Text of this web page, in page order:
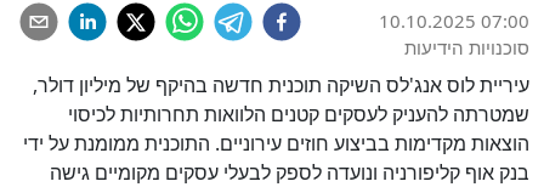
10.10.2025 07:00
סוכנויות הידיעות
עיריית לוס אנג'לס השיקה תוכנית חדשה בהיקף של מיליון דולר,
שמטרתה להעניק לעסקים קטנים הלוואות תחרותיות לכיסוי
הוצאות מקדימות בביצוע חוזים עירוניים. התוכנית ממומנת על ידי
בנק אוף קליפורניה ונועדה לספק לבעלי עסקים מקומיים גישה